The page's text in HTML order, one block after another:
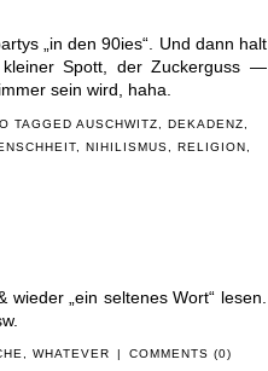
„in den 90ies“. Und dann halt
Spott, der Zuckerguss —
sein wird, haha.
TAGGED AUSCHWITZ DEKADENZ
, NIHILISMUS RELIGION
„ein seltenes Wort“ lesen.
, WHATEVER | COMMENTS (0)